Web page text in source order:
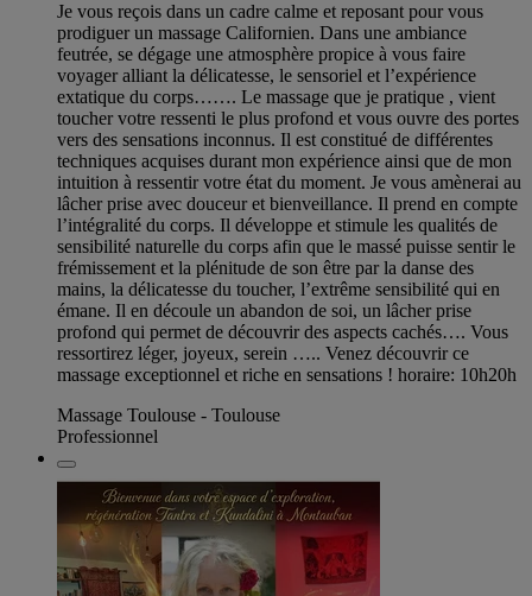
Je vous reçois dans un cadre calme et reposant pour vous
prodiguer un massage Californien. Dans une ambiance
feutrée, se dégage une atmosphère propice à vous faire
voyager alliant la délicatesse, le sensoriel et l’expérience
extatique du corps……. Le massage que je pratique , vient
toucher votre ressenti le plus profond et vous ouvre des portes
vers des sensations inconnus. Il est constitué de différentes
techniques acquises durant mon expérience ainsi que de mon
intuition à ressentir votre état du moment. Je vous amènerai au
lâcher prise avec douceur et bienveillance. Il prend en compte
l’intégralité du corps. Il développe et stimule les qualités de
sensibilité naturelle du corps afin que le massé puisse sentir le
frémissement et la plénitude de son être par la danse des
mains, la délicatesse du toucher, l’extrême sensibilité qui en
émane. Il en découle un abandon de soi, un lâcher prise
profond qui permet de découvrir des aspects cachés…. Vous
ressortirez léger, joyeux, serein ….. Venez découvrir ce
massage exceptionnel et riche en sensations ! horaire: 10h20h
Massage Toulouse - Toulouse
Professionnel